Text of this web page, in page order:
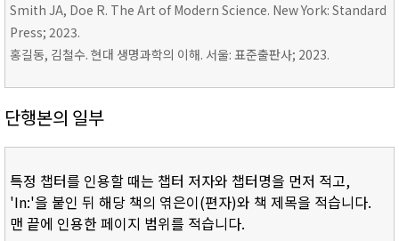
Smith JA, Doe R. The Art of Modern Science. New York: Standard
Press; 2023.
홍길동, 김철수. 현대 생명과학의 이해. 서울: 표준출판사; 2023.
단행본의 일부
특정 챕터를 인용할 때는 챕터 저자와 챕터명을 먼저 적고,
'In:'을 붙인 뒤 해당 책의 엮은이(편자)와 책 제목을 적습니다.
맨 끝에 인용한 페이지 범위를 적습니다.